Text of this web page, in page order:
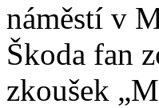
náměstí v
Škoda fan
zkoušek